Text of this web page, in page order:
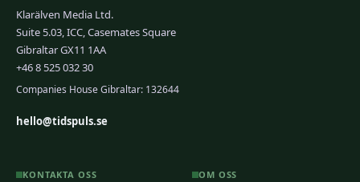
Klarälven Media Ltd.
Suite 5.03, ICC, Casemates Square
Gibraltar GX11 1AA
+46 8 525 032 30
Companies House Gibraltar: 132644
hello@tidspuls.se
KONTAKTA OSS OM OSS